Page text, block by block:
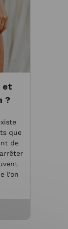
et
?
que
de
l'on